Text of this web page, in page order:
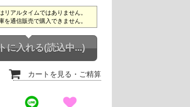
リアルタイムではありません。
を通信販売で購入できません。
に入れる(読込中...)
カートを見る ・ご精算